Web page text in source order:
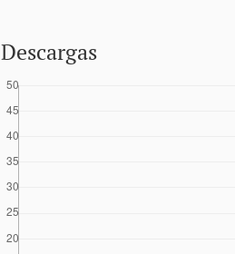
Descargas